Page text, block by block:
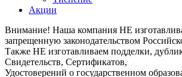
Акции
Внимание! Наша компания НЕ
запрещенную законодательством
Также НЕ изготавливаем подделки,
Свидетельств, Сертификатов,
Удостоверений о государственном